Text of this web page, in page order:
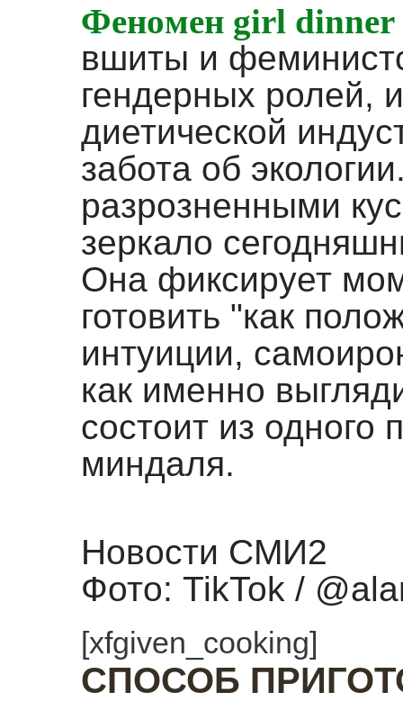
Феномен girl dinner
вшиты и
гендерных ролей,
диетической
забота об
разрозненными
зеркало
Она фиксирует
готовить "как
интуиции,
как именно
состоит из одного
миндаля.
Новости СМИ2
Фото: TikTok /
[xfgiven_cooking]
СПОСОБ